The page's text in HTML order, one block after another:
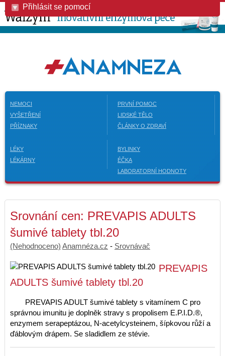
Přihlásit se pomocí
NEMOCI
VYŠETŘENÍ
PŘÍZNAKY
PRVNÍ POMOC
LIDSKÉ TĚLO
ČLÁNKY O ZDRAVÍ
LÉKY
LÉKÁRNY
BYLINKY
ÉČKA
LABORATORNÍ HODNOTY
Srovnání cen: PREVAPIS ADULTS
šumivé tablety tbl.20
(Nehodnoceno) Anamnéza.cz - Srovnávač
PREVAPIS
ADULTS šumivé tablety tbl.20
PREVAPIS ADULT šumivé tablety s vitamínem C pro
správnou imunitu je doplněk stravy s propolisem E.P.I.D.®,
enzymem serapeptázou, N-acetylcysteinem, šípkovou růží a
ďáblovým drápem. Se sladidlem ze stévie.